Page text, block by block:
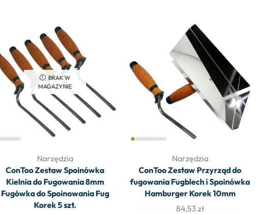
BRAK W
MAGAZYNIE
Narzędzia
ConToo Zestaw Spoinówka
Kielnia do Fugowania 8mm
Fugówka do Spoinowania Fug
Korek 5 szt.
Narzędzia
ConToo Zestaw Przyrząd do
fugowania Fugblech i Spoinówka
Hamburger Korek 10mm
84,53 zł